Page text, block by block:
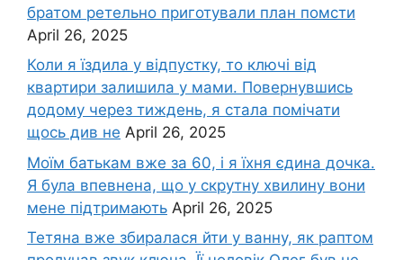
братом ретельно приготували план помсти
April 26, 2025
Коли я їздила у відпустку, то ключі від
квартири залишила у мами. Повернувшись
додому через тиждень, я стала помічати
щось див не April 26, 2025
Моїм батькам вже за 60, і я їхня єдина дочка.
Я була впевнена, що у скрутну хвилину вони
мене підтримають April 26, 2025
Тетяна вже збиралася йти у ванну, як раптом